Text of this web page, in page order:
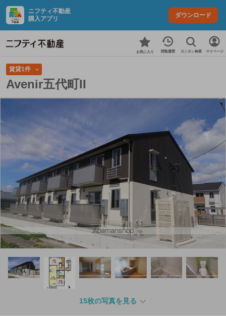
ニフティ不動産
購入アプリ
ダウンロード
お気に入り 閲覧履歴 カンタン検索 マイページ
賃貸1件
Avenir五代町II
15枚の写真を見る